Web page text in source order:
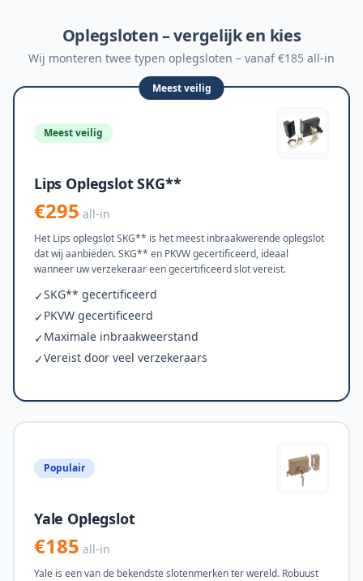
Oplegsloten – vergelijk en kies
Wij monteren twee typen oplegsloten – vanaf €185 all-in
Meest veilig
Meest veilig
Lips Oplegslot SKG**
€295 all-in
Het Lips oplegslot SKG** is het meest inbraakwerende oplegslot
dat wij aanbieden. SKG** en PKVW gecertificeerd, ideaal
wanneer uw verzekeraar een gecertificeerd slot vereist.
✓SKG** gecertificeerd
✓PKVW gecertificeerd
✓Maximale inbraakweerstand
✓Vereist door veel verzekeraars
Populair
Yale Oplegslot
€185 all-in
Yale is een van de bekendste slotenmerken ter wereld. Robuust